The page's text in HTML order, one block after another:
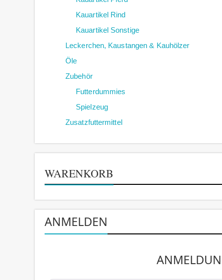
Kauartikel Rind
Kauartikel Sonstige
Leckerchen, Kaustangen & Kauhölzer
Öle
Zubehör
Futterdummies
Spielzeug
Zusatzfuttermittel
WARENKORB
ANMELDEN